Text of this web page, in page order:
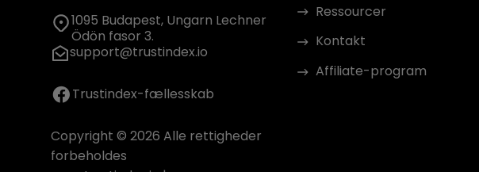
1095 Budapest, Ungarn Lechner
Ödön fasor 3.
support@trustindex.io
Trustindex-fællesskab
Copyright © 2026 Alle rettigheder
forbeholdes
Ressourcer
Kontakt
Affiliate-program